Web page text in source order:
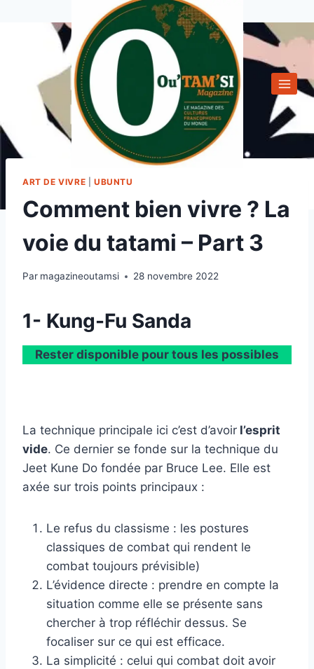
ART DE VIVRE UBUNTU
Comment bien vivre ? La
voie du tatami – Part 3
Par magazineoutamsi 28 novembre 2022
1- Kung-Fu Sanda
Rester disponible pour tous les possibles
La technique principale ici c’est d’avoir l’esprit
vide. Ce dernier se fonde sur la technique du
Jeet Kune Do fondée par Bruce Lee. Elle est
axée sur trois points principaux :
Le refus du classisme : les postures
classiques de combat qui rendent le
combat toujours prévisible)
L’évidence directe : prendre en compte la
situation comme elle se présente sans
chercher à trop réfléchir dessus. Se
focaliser sur ce qui est efficace.
La simplicité : celui qui combat doit avoir